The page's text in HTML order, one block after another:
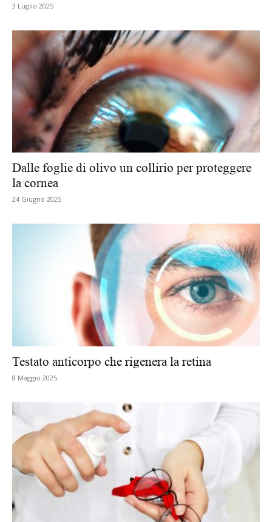
3 Luglio 2025
Dalle foglie di olivo un collirio per proteggere
la cornea
24 Giugno 2025
Testato anticorpo che rigenera la retina
8 Maggio 2025